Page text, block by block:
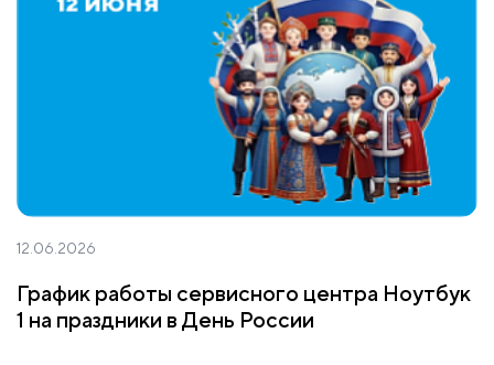
12.06.2026
График работы сервисного центра Ноутбук
1 на праздники в День России